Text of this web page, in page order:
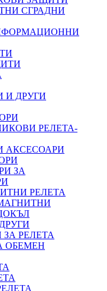
СГРАДНИ
И ДРУГИ
РЕЛЕТА-
АКСЕСОАРИ
ЗА
РЕЛЕТА
РЕЛЕТА
ОБЕМЕН